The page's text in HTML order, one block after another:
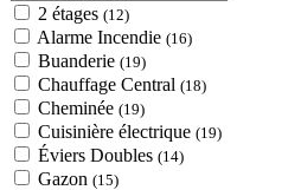
2 étages (12)
Alarme Incendie (16)
Buanderie (19)
Chauffage Central (18)
Cheminée (19)
Cuisinière électrique (19)
Éviers Doubles (14)
Gazon (15)